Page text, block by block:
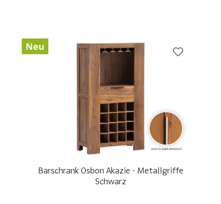
Neu
Barschrank Osbon Akazie - Metallgriffe
Schwarz